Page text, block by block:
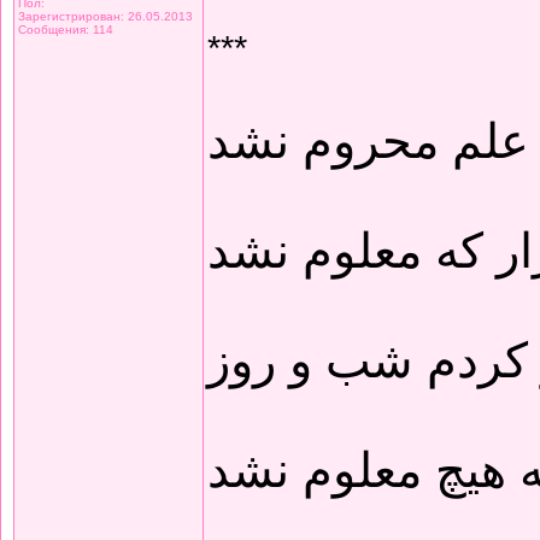
Пол:
Зарегистрирован: 26.05.2013
Сообщения: 114
***
محروم نشد
که معلوم نشد
کردم شب و روز
هیچ معلوم نشد